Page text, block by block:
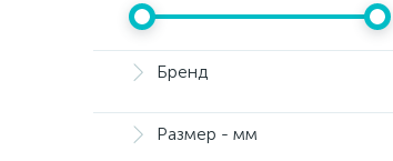
Бренд
Размер - мм